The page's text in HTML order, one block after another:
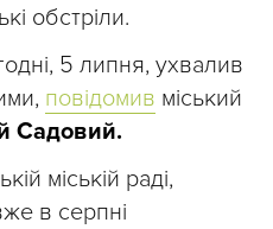
обстріли.
5 липня, ухвалив
повідомив міський
Садовий.
міській раді,
в серпні